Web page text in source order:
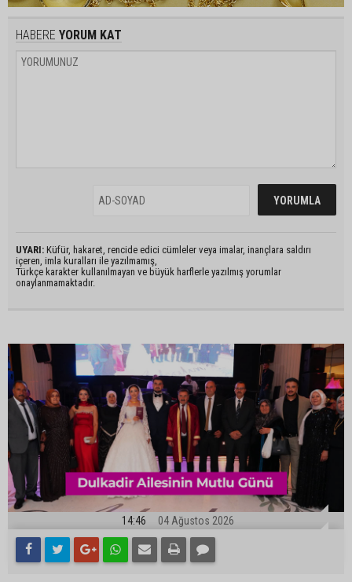
HABERE YORUM KAT
UYARI: Küfür, hakaret, rencide edici cümleler veya imalar, inançlara saldırı
içeren, imla kuralları ile yazılmamış,
Türkçe karakter kullanılmayan ve büyük harflerle yazılmış yorumlar
onaylanmamaktadır.
14:46 04 Ağustos 2026